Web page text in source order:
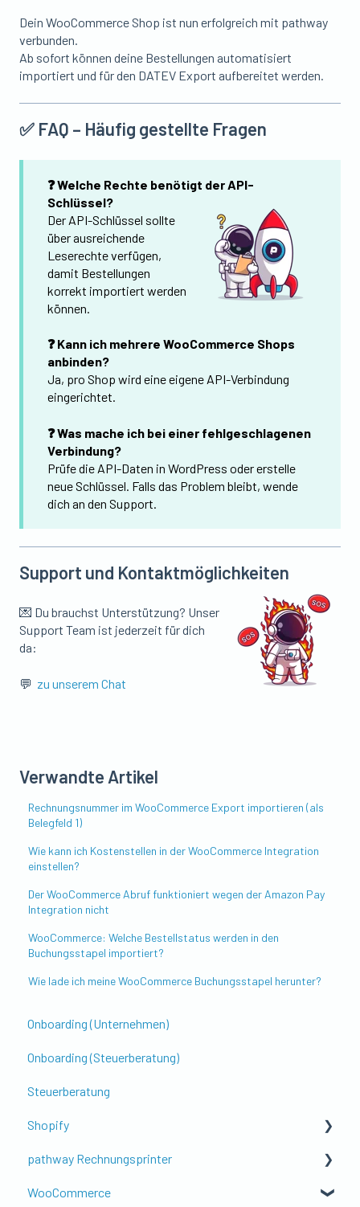
Dein WooCommerce Shop ist nun erfolgreich mit pathway
verbunden.
Ab sofort können deine Bestellungen automatisiert
importiert und für den DATEV Export aufbereitet werden.
✅ FAQ – Häufig gestellte Fragen
❓ Welche Rechte benötigt der API-
Schlüssel?
Der API-Schlüssel sollte
über ausreichende
Leserechte verfügen,
damit Bestellungen
korrekt importiert werden
können.
❓ Kann ich mehrere WooCommerce Shops
anbinden?
Ja, pro Shop wird eine eigene API-Verbindung
eingerichtet.
❓ Was mache ich bei einer fehlgeschlagenen
Verbindung?
Prüfe die API-Daten in WordPress oder erstelle
neue Schlüssel. Falls das Problem bleibt, wende
dich an den Support.
Support und Kontaktmöglichkeiten
💌 Du brauchst Unterstützung? Unser
Support Team ist jederzeit für dich
da:
💬 zu unserem Chat
Verwandte Artikel
Rechnungsnummer im WooCommerce Export importieren (als
Belegfeld 1)
Wie kann ich Kostenstellen in der WooCommerce Integration
einstellen?
Der WooCommerce Abruf funktioniert wegen der Amazon Pay
Integration nicht
WooCommerce: Welche Bestellstatus werden in den
Buchungsstapel importiert?
Wie lade ich meine WooCommerce Buchungsstapel herunter?
Onboarding (Unternehmen)
Onboarding (Steuerberatung)
Steuerberatung
Shopify
Erste Schritte & Einrichtung
Kontierung & Buchungslogik
pathway Rechnungsprinter
Get to know pathway Rechnungsprinter
WooCommerce